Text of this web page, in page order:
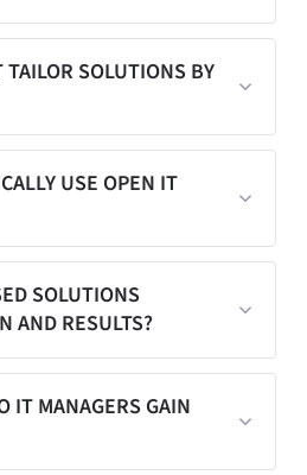
means Open iT
dashboards,
tailored to the
stakeholders
SOLUTIONS BY
require different
iT tailors views by
clarity, and
improving
USE OPEN IT
IT managers, Software
license
managers,
procurement, finance,
and executive
SOLUTIONS
AND RESULTS?
reduce information
focused,
IT MANAGERS GAIN